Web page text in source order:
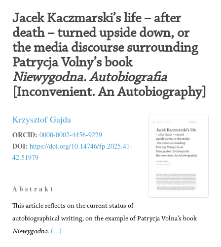
Jacek Kaczmarski’s life – after
death – turned upside down, or
the media discourse surrounding
Patrycja Volny’s book
Niewygodna. Autobiografia
[Inconvenient. An Autobiography]
Krzysztof Gajda
ORCID: 0000-0002-4456-9229
DOI: https://doi.org/10.14746/fp.2025.41-
42.51979
A b s t r a k t
This article reflects on the current status of
autobiographical writing, on the example of Patrycja Volna’s book
Niewygodna. (...)